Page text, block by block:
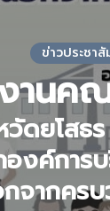
ข่าวประชา
านค
วัดยโส
องค์กา
จากครบ